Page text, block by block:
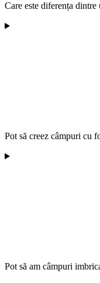
Care este diferența
Pot să creez câmpuri cu
Pot să am câmpuri